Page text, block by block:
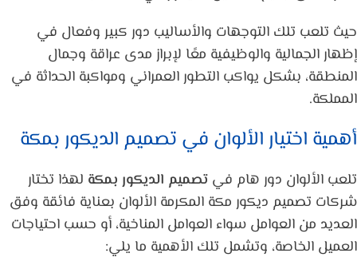
حيث تلعب تلك التوجهات والأساليب دور كبير وفعال في
إظهار الجمالية والوظيفية معًا لإبراز مدى عراقة وجمال
المنطقة، بشكل يواكب التطور العمراني ومواكبة الحداثة في
المملكة.
أهمية اختيار الألوان في تصميم الديكور بمكة
تلعب الألوان دور هام في تصميم الديكور بمكة لهذا تختار
شركات تصميم ديكور مكة المكرمة الألوان بعناية فائقة وفق
العديد من العوامل سواء العوامل المناخية، أو حسب احتياجات
العميل الخاصة، وتشمل تلك الأهمية ما يلي: